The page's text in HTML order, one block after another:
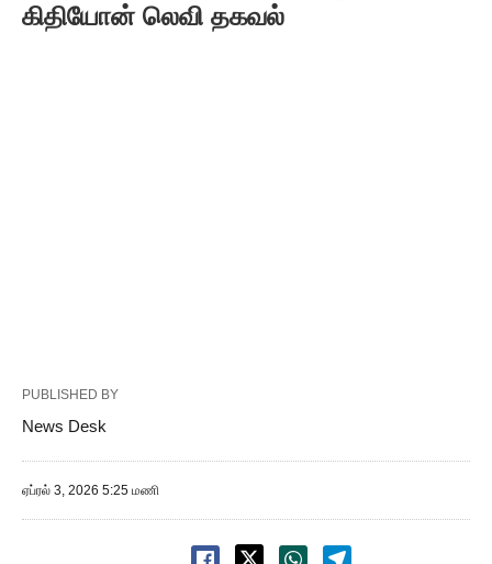
கிதியோன் லெவி தகவல்
PUBLISHED BY
News Desk
ஏப்ரல் 3, 2026 5:25 மணி